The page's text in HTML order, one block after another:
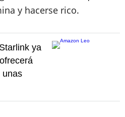
y hacerse rico.
ya
unas